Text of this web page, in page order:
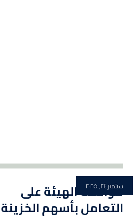
موافقة الهيئة على
التعامل بأسهم الخزينة
سبتمبر ٢٤, ٢٠٢٥